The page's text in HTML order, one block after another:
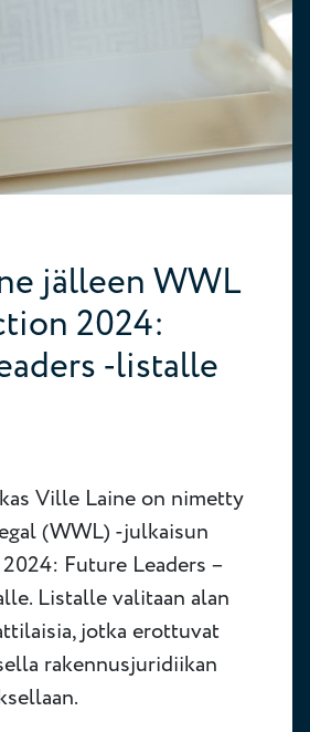
jälleen WWL
2024:
-listalle
Ville Laine on nimetty
(WWL) -julkaisun
Future Leaders –
Listalle valitaan alan
jotka erottuvat
rakennusjuridiikan